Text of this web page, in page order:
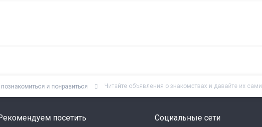
и понравиться Читайте объявления о знакомствах и давайте их сами
посетить Социальные сети